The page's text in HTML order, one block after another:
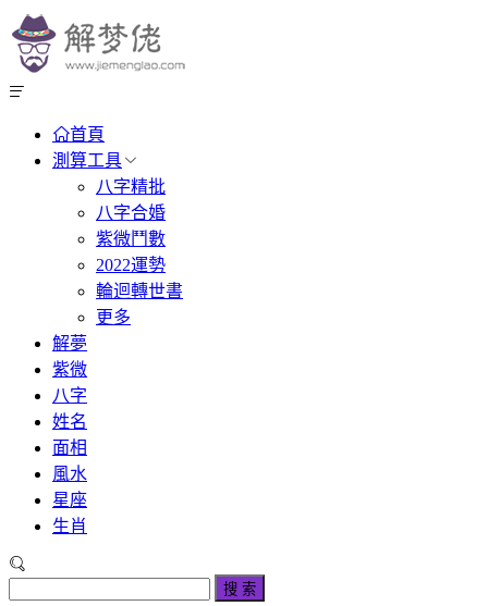
首頁
測算工具
八字精批
八字合婚
紫微鬥數
2022運勢
輪迴轉世書
更多
解夢
紫微
八字
姓名
面相
風水
星座
生肖
搜 索